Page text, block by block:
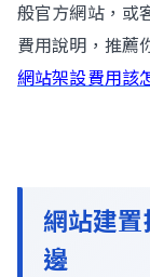
般官方網站，或
費用說明，推薦
網站架設費用該
網站建
邊